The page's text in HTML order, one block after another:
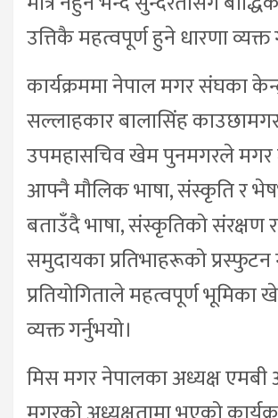
उत्तिकै महत्वपूर्ण हुने धारणा व्यक्त
कार्यक्रममा नेपाल मगर संघका
सल्लाहकार बालासिंह
उपमहासचिव खेम पुनमगरले मगर
आफ्नै मौलिक भाषा, संस्कृति र
बताउँदै भाषा, संस्कृतिको संरक्षण
समुदायका प्रतिभाहरूको प्रस्फुटन
प्रतियोगिताले महत्वपूर्ण भूमिका
व्यक्त गर्नुभयो।
मिस मगर नेपालका अध्यक्ष एमबी